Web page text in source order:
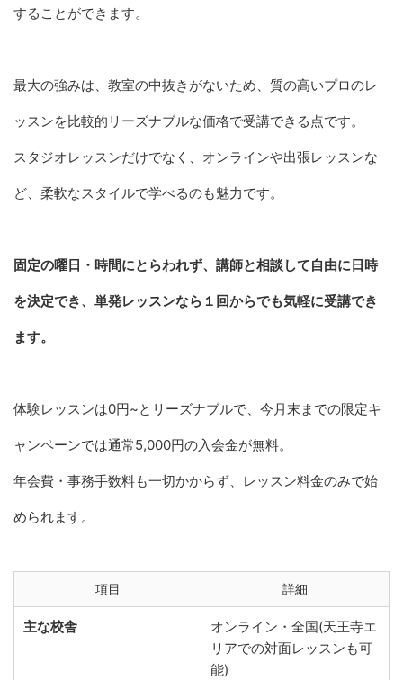
することができます。
最大の強みは、教室の中抜きがないため、質の高いプロのレ
ッスンを比較的リーズナブルな価格で受講できる点です。
スタジオレッスンだけでなく、オンラインや出張レッスンな
ど、柔軟なスタイルで学べるのも魅力です。
固定の曜日・時間にとらわれず、講師と相談して自由に日時
を決定でき、単発レッスンなら１回からでも気軽に受講でき
ます。
体験レッスンは0円~とリーズナブルで、今月末までの限定キ
ャンペーンでは通常5,000円の入会金が無料。
年会費・事務手数料も一切かからず、レッスン料金のみで始
められます。
項目 詳細
主な校舎
オンライン・全国(天王寺エ
リアでの対面レッスンも可
能)